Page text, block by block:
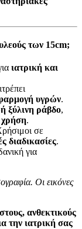
των 15cm;
ιατρική και
υγρών.
ξύλινη ράβδο,
χρήση.
σε
διαδικασίες.
για
Οι εικόνες
ανθεκτικούς
την ιατρική σας